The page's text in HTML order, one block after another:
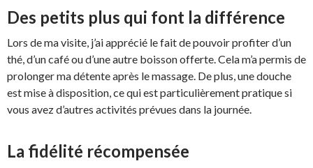
Des petits plus qui font la différence
Lors de ma visite, j’ai apprécié le fait de pouvoir profiter d’un
thé, d’un café ou d’une autre boisson offerte. Cela m’a permis de
prolonger ma détente après le massage. De plus, une douche
est mise à disposition, ce qui est particulièrement pratique si
vous avez d’autres activités prévues dans la journée.
La fidélité récompensée